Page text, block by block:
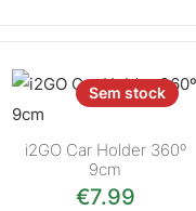
Sem stock
i2GO Car Holder 360º
9cm
€7.99